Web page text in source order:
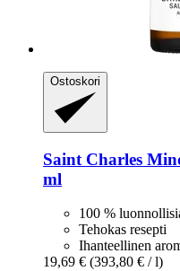
Ostoskori
Saint Charles
ml
100 %
Tehokas resepti
Ihanteellinen
19,69 € (393,80 € / l)